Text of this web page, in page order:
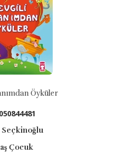
Öyküler
Seçkinoğlu
Çocuk